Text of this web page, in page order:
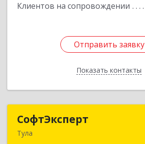
Клиентов на сопровождении
Отправить заявку
Показать контакты
Отправить заявку
Назад
СофтЭксперт
Тула